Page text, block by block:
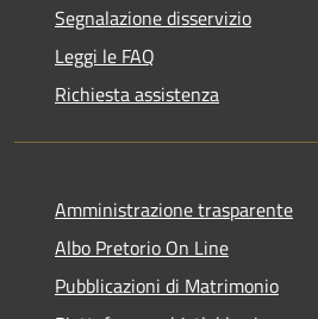
Segnalazione disservizio
Leggi le FAQ
Richiesta assistenza
Amministrazione trasparente
Albo Pretorio On Line
Pubblicazioni di Matrimonio